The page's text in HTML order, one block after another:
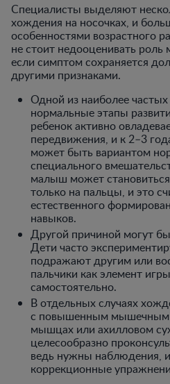
Специалисты выделяют
хождения на носочках, и
особенностями возрастного
не стоит недооценивать
если симптом сохраняется
другими признаками.
Одной из наиболее
нормальные этапы
ребенок активно
передвижения, и к 2–3
может быть вариантом
специального
малыш может
только на пальцы, и это
естественного
навыков.
Другой причиной могут
Дети часто
подражают другим или
пальчики как элемент
самостоятельно.
В отдельных случаях
с повышенным мышечным
мышцах или ахилловом
целесообразно
ведь нужны наблюдения,
коррекционные